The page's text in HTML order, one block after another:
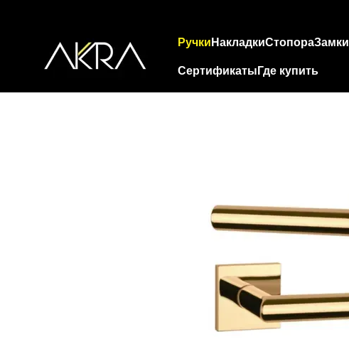
Ручки НакладкиСтопораЗамки
Сертификаты Где купить